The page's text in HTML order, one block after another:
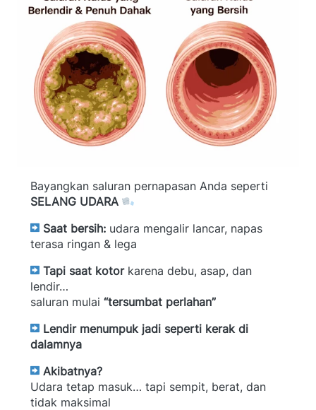
SELANG UDARA
Saat bersih: udara mengalir lancar, napas
terasa ringan & lega
Tapi saat kotor karena debu, asap, dan
lendir…
saluran mulai “tersumbat perlahan”
Lendir menumpuk jadi seperti kerak di
dalamnya
Akibatnya?
Udara tetap masuk… tapi sempit, berat, dan
tidak maksimal